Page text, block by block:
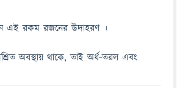
এই রকম রজনের উদাহরণ ।
অবস্থায় থাকে, তাই অর্ধ-তরল এবং